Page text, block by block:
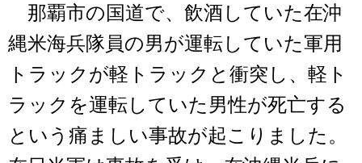
那覇市の国道で、飲酒していた在沖
縄米海兵隊員の男が運転していた軍用
トラックが軽トラックと衝突し、軽ト
ラックを運転していた男性が死亡する
という痛ましい事故が起こりました。